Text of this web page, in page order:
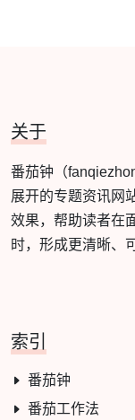
关于
番茄钟（
展开的专题资讯网
效果，帮助读者在
时，形成更清晰、
索引
番茄钟
番茄工作法